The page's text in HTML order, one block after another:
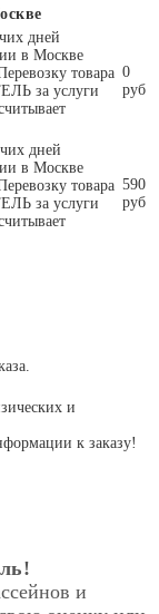
дней
в Москве
товара
за услуги
0
руб
дней
в Москве
товара
за услуги
590
руб
и
к заказу!
и